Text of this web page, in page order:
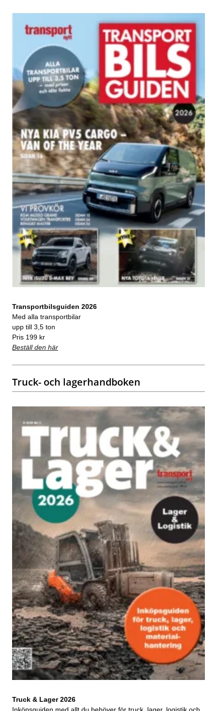
Transportbilsguiden 2026
Med alla transportbilar
upp till 3,5 ton
Pris 199 kr
Beställ den här
Truck- och lagerhandboken
Truck & Lager 2026
Inköpsguiden med allt du behöver för truck, lager, logistik och